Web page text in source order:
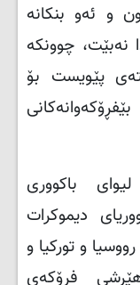
و ئەو بنکانه
نەبێت، چوونکه
پێویست بۆ
باکووری
دیموکرات
و تورکیا و
ساڵی 2019وە هێرشی فڕۆکەی